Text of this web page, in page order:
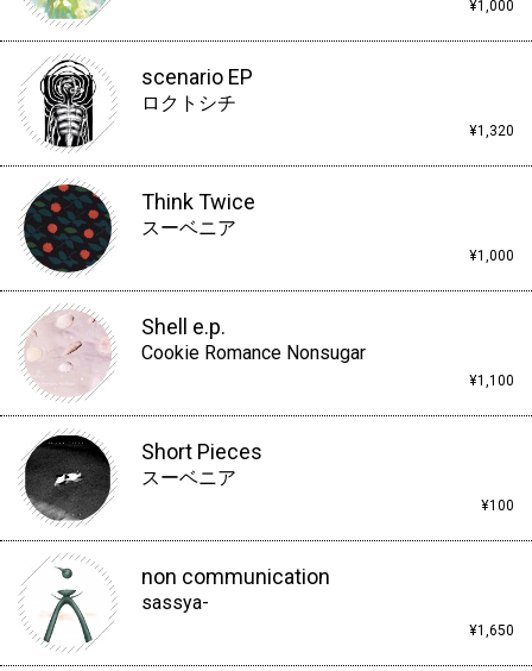
¥1,000
scenario EP
ロクトシチ
¥1,320
Think Twice
スーベニア
¥1,000
Shell e.p.
Cookie Romance Nonsugar
¥1,100
Short Pieces
スーベニア
¥100
non communication
sassya-
¥1,650